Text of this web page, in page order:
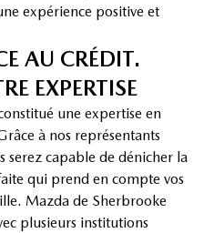
expérience positive et
AU CRÉDIT.
EXPERTISE
une expertise en
à nos représentants
serez capable de dénicher la
qui prend en compte vos
Mazda de Sherbrooke
plusieurs institutions